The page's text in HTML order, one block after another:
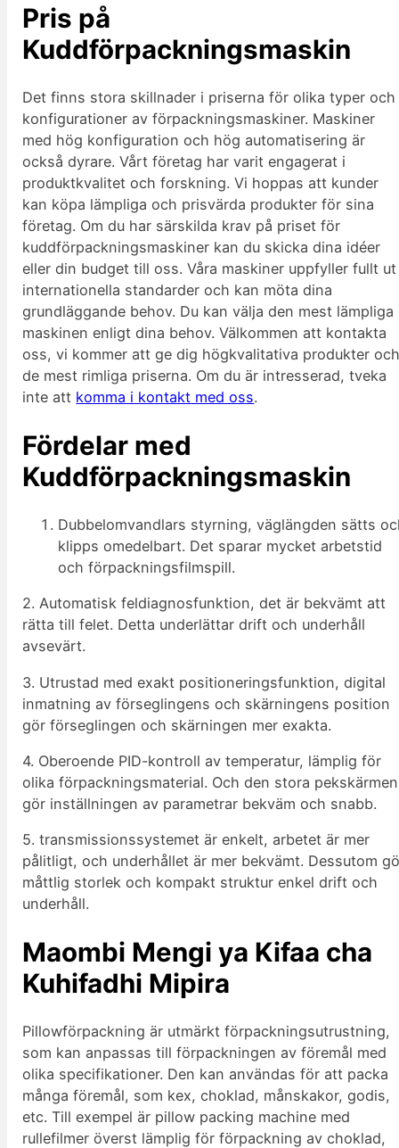
Pris på
Kuddförpackningsmaskin
Det finns stora skillnader i priserna för olika typer och
konfigurationer av förpackningsmaskiner. Maskiner
med hög konfiguration och hög automatisering är
också dyrare. Vårt företag har varit engagerat i
produktkvalitet och forskning. Vi hoppas att kunder
kan köpa lämpliga och prisvärda produkter för sina
företag. Om du har särskilda krav på priset för
kuddförpackningsmaskiner kan du skicka dina idéer
eller din budget till oss. Våra maskiner uppfyller fullt ut
internationella standarder och kan möta dina
grundläggande behov. Du kan välja den mest lämpliga
maskinen enligt dina behov. Välkommen att kontakta
oss, vi kommer att ge dig högkvalitativa produkter
de mest rimliga priserna. Om du är intresserad, tveka
inte att komma i kontakt med oss.
Fördelar med
Kuddförpackningsmaskin
Dubbelomvandlars styrning, väglängden sätts
klipps omedelbart. Det sparar mycket arbetstid
och förpackningsfilmspill.
2. Automatisk feldiagnosfunktion, det är bekvämt att
rätta till felet. Detta underlättar drift och underhåll
avsevärt.
3. Utrustad med exakt positioneringsfunktion, digital
inmatning av förseglingens och skärningens position
gör förseglingen och skärningen mer exakta.
4. Oberoende PID-kontroll av temperatur, lämplig för
olika förpackningsmaterial. Och den stora pekskärmen
gör inställningen av parametrar bekväm och snabb.
5. transmissionssystemet är enkelt, arbetet är mer
pålitligt, och underhållet är mer bekvämt. Dessutom
måttlig storlek och kompakt struktur enkel drift och
underhåll.
Maombi Mengi ya Kifaa cha
Kuhifadhi Mipira
Pillowförpackning är utmärkt förpackningsutrustning,
som kan anpassas till förpackningen av föremål med
olika specifikationer. Den kan användas för att packa
många föremål, som kex, choklad, månskakor, godis,
etc. Till exempel är pillow packing machine med
rullefilmer överst lämplig för förpackning av choklad,